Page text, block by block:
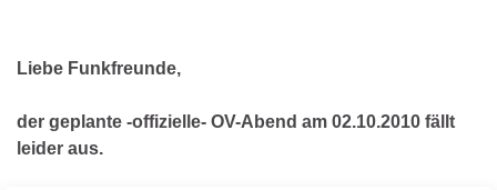
Liebe Funkfreunde,
der geplante -offizielle- OV-Abend am 02.10.2010 fällt
leider aus.